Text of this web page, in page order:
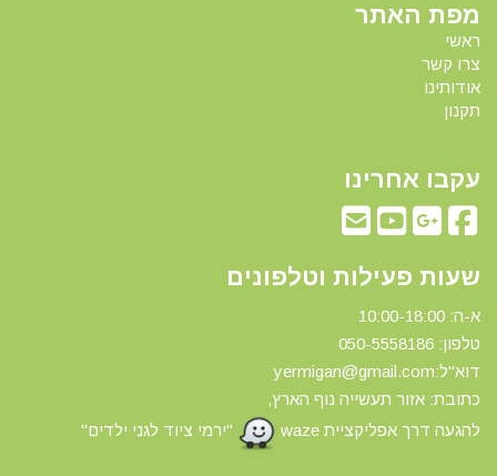
מפת האתר
ראשי
צרו קשר
אודותינו
תקנון
עקבו אחרינו
שעות פעילות וטלפונים
א-ה: 10:00-18:00
טלפון: 0 50-5558186
דוא"ל:yermigan@gmail.com
כתובת: אזור תעשייה נוף הארץ,
להגעה דרך אפליקציית waze
"ירמי ציוד לגני ילדים"